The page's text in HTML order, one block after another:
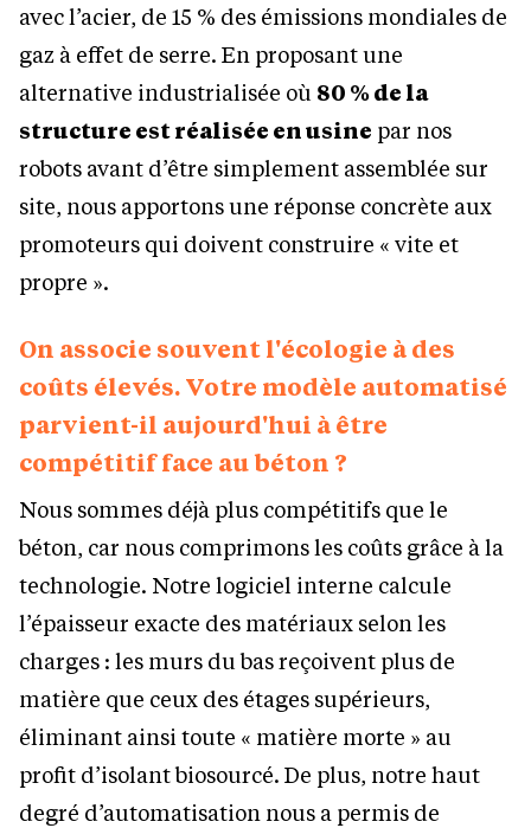
avec l’acier, de 15 % des émissions mondiales de
gaz à effet de serre. En proposant une
alternative industrialisée où 80 % de la
structure est réalisée en usine par nos
robots avant d’être simplement assemblée sur
site, nous apportons une réponse concrète aux
promoteurs qui doivent construire « vite et
propre ».
On associe souvent l'écologie à des
coûts élevés. Votre modèle automatisé
parvient-il aujourd'hui à être
compétitif face au béton ?
Nous sommes déjà plus compétitifs que le
béton, car nous comprimons les coûts grâce à la
technologie. Notre logiciel interne calcule
l’épaisseur exacte des matériaux selon les
charges : les murs du bas reçoivent plus de
matière que ceux des étages supérieurs,
éliminant ainsi toute « matière morte » au
profit d’isolant biosourcé. De plus, notre haut
degré d’automatisation nous a permis de